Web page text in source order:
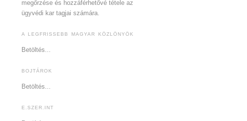
megőrzése és hozzáférhetővé tétele az
ügyvédi kar tagjai számára.
A LEGFRISSEBB MAGYAR KÖZLÖNYÖK
Betöltés...
BOJTÁROK
Betöltés...
E.SZER.INT